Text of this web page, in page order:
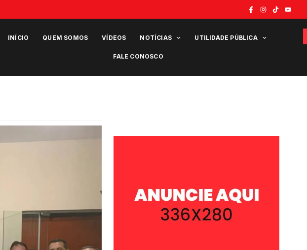
INÍCIO QUEM SOMOS VÍDEOS NOTÍCIAS UTILIDADE PÚBLICA
FALE CONOSCO